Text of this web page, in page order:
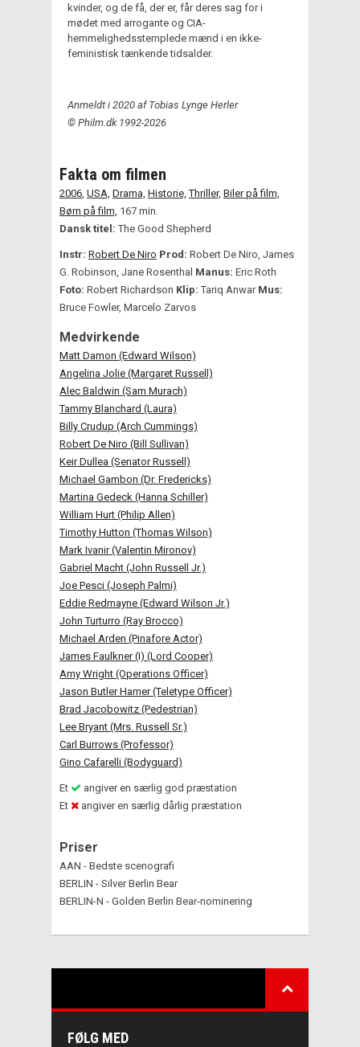
kvinder, og de få, der er, får deres sag for i
mødet med arrogante og CIA-
hemmelighedsstemplede mænd i en ikke-
feministisk tænkende tidsalder.
Anmeldt i 2020 af Tobias Lynge Herler
© Philm.dk 1992-2026
Fakta om filmen
2006 USA, Drama, Historie, Thriller, Biler på film,
Børn på film, 167 min.
Dansk titel:The Good Shepherd
Instr: Robert De Niro Prod: Robert De Niro, James
G. Robinson, Jane Rosenthal Manus: Eric Roth
Foto: Robert Richardson Klip: Tariq Anwar Mus:
Bruce Fowler, Marcelo Zarvos
Medvirkende
Matt Damon (Edward Wilson)
Angelina Jolie (Margaret Russell)
Alec Baldwin (Sam Murach)
Tammy Blanchard (Laura)
Billy Crudup (Arch Cummings)
Robert De Niro (Bill Sullivan)
Keir Dullea (Senator Russell)
Michael Gambon (Dr. Fredericks)
Martina Gedeck (Hanna Schiller)
William Hurt (Philip Allen)
Timothy Hutton (Thomas Wilson)
Mark Ivanir (Valentin Mironov)
Gabriel Macht (John Russell Jr.)
Joe Pesci (Joseph Palmi)
Eddie Redmayne (Edward Wilson Jr.)
John Turturro (Ray Brocco)
Michael Arden (Pinafore Actor)
James Faulkner (I) (Lord Cooper)
Amy Wright (Operations Officer)
Jason Butler Harner (Teletype Officer)
Brad Jacobowitz (Pedestrian)
Lee Bryant (Mrs. Russell Sr.)
Carl Burrows (Professor)
Gino Cafarelli (Bodyguard)
Et
angiver en særlig god præstation
Et
angiver en særlig dårlig præstation
Priser
AAN - Bedste scenografi
BERLIN - Silver Berlin Bear
BERLIN-N - Golden Berlin Bear-nominering
FØLG MED